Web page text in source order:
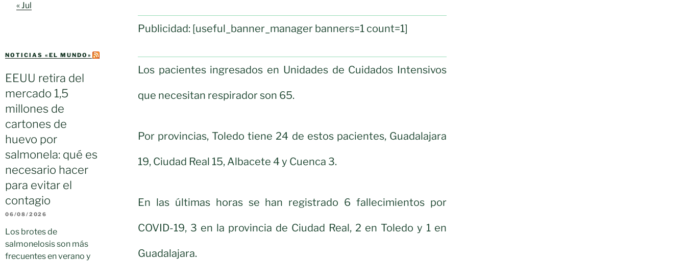
« Jul
NOTICIAS «EL MUNDO»
EEUU retira del
mercado 1,5
millones de
cartones de
huevo por
salmonela: qué es
necesario hacer
para evitar el
contagio
06/08/2026
Los brotes de
salmonelosis son más
frecuentes en verano y
Publicidad: [useful_banner_manager banners=1 count=1]
Los pacientes ingresados en Unidades de Cuidados Intensivos
que necesitan respirador son 65.
Por provincias, Toledo tiene 24 de estos pacientes, Guadalajara
19, Ciudad Real 15, Albacete 4 y Cuenca 3.
En las últimas horas se han registrado 6 fallecimientos por
COVID-19, 3 en la provincia de Ciudad Real, 2 en Toledo y 1 en
Guadalajara.